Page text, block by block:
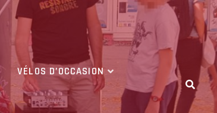
VÉLOS D’OCCASION